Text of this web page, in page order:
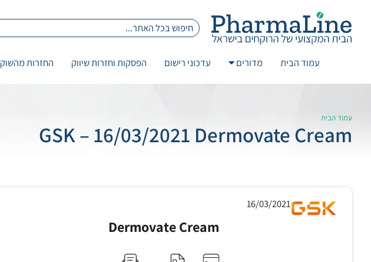
עמוד הבית מדורים עדכוני רישום הפסקות וחזרות שיווק החזרות מהשוק
עמוד הבית
GSK – 16/03/2021 Dermovate Cream
16/03/2021
Dermovate Cream